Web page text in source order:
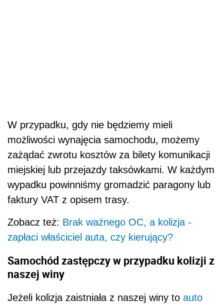
W przypadku, gdy nie będziemy mieli
możliwości wynajęcia samochodu, możemy
zażądać zwrotu kosztów za bilety komunikacji
miejskiej lub przejazdy taksówkami. W każdym
wypadku powinniśmy gromadzić paragony lub
faktury VAT z opisem trasy.
Zobacz też: Brak ważnego OC, a kolizja -
zapłaci właściciel auta, czy kierujący?
Samochód zastępczy w przypadku kolizji z
naszej winy
Jeżeli kolizja zaistniała z naszej winy to auto